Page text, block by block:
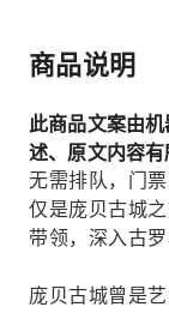
商品说明
此商品文案由
述、原文内容有
无需排队，门
仅是庞贝古城
带领，深入古
庞贝古城曾是